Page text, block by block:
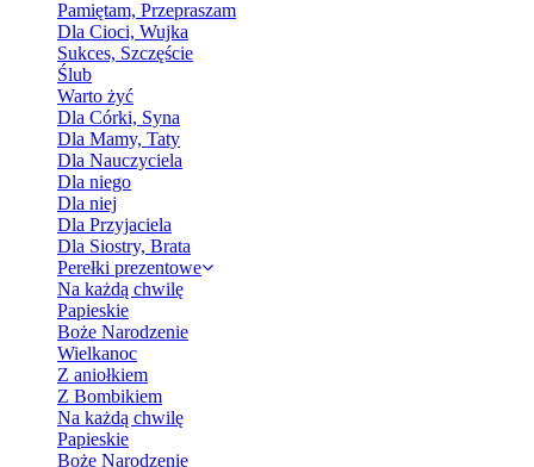
Pamiętam, Przepraszam
Dla Cioci, Wujka
Sukces, Szczęście
Ślub
Warto żyć
Dla Córki, Syna
Dla Mamy, Taty
Dla Nauczyciela
Dla niego
Dla niej
Dla Przyjaciela
Dla Siostry, Brata
Perełki prezentowe
Na każdą chwilę
Papieskie
Boże Narodzenie
Wielkanoc
Z aniołkiem
Z Bombikiem
Na każdą chwilę
Papieskie
Boże Narodzenie